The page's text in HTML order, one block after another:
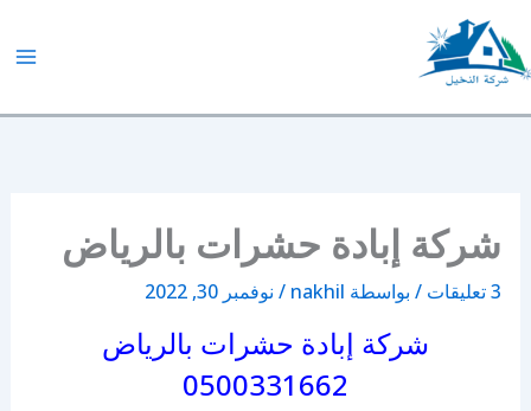
تخطي
إلى
المحتوى
شركة إبادة حشرات بالرياض
3 تعليقات / بواسطة nakhil
/ نوفمبر 30, 2022
شركة إبادة حشرات بالرياض
0500331662